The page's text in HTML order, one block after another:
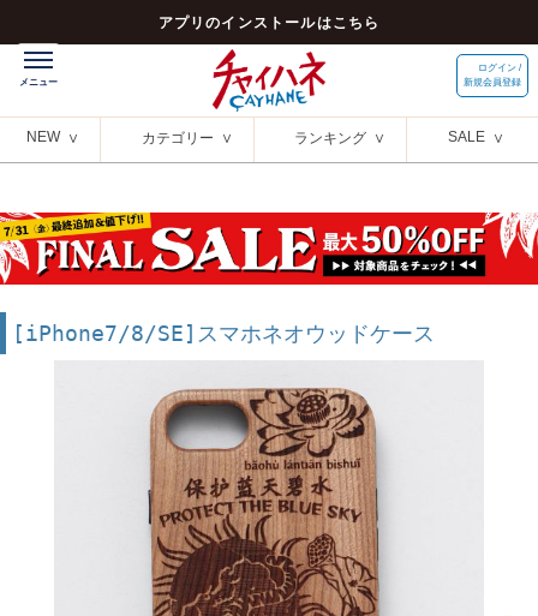
アプリのインストールはこちら
ログイン /
新規会員登録
NEW カテゴリー ランキング SALE
[iPhone7/8/SE]スマホネオウッドケース